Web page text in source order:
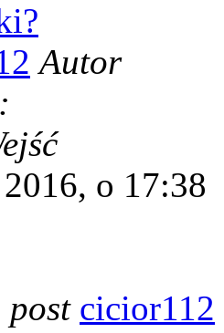
Autor
o 17:38
post cicior112